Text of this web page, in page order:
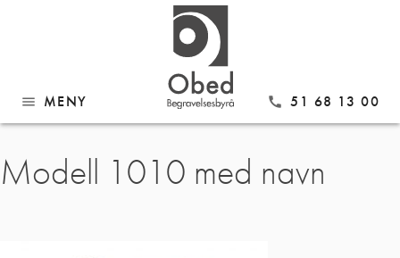
menu MENY call 51 68 13 00
Gå
til
innhold
Modell 1010 med navn